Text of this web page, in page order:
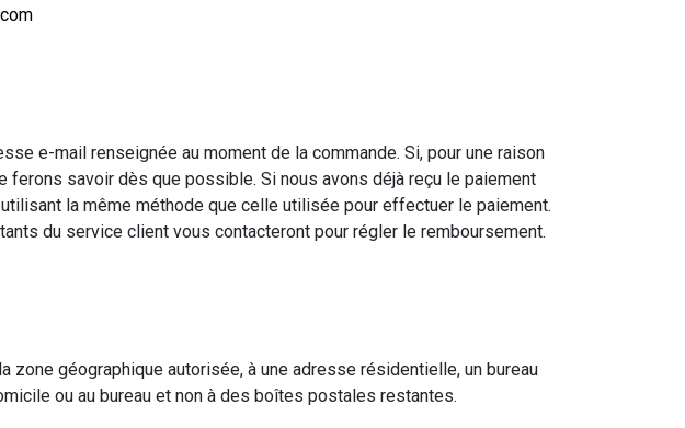
e-mail renseignée au moment de la commande. Si, pour une raison
savoir dès que possible. Si nous avons déjà reçu le paiement
la même méthode que celle utilisée pour effectuer le paiement.
du service client vous contacteront pour régler le remboursement.
géographique autorisée, à une adresse résidentielle, un bureau
ou au bureau et non à des boîtes postales restantes.